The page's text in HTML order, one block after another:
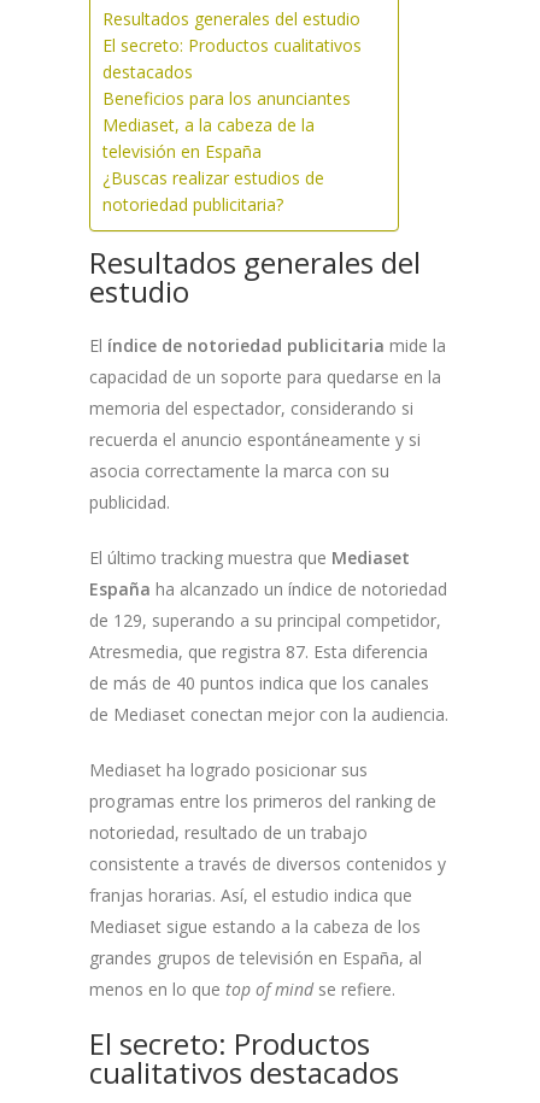
Resultados generales del estudio
El secreto: Productos cualitativos
destacados
Beneficios para los anunciantes
Mediaset, a la cabeza de la
televisión en España
¿Buscas realizar estudios de
notoriedad publicitaria?
Resultados generales del
estudio
El índice de notoriedad publicitaria mide la
capacidad de un soporte para quedarse en la
memoria del espectador, considerando si
recuerda el anuncio espontáneamente y si
asocia correctamente la marca con su
publicidad.
El último tracking muestra que Mediaset
España ha alcanzado un índice de notoriedad
de 129, superando a su principal competidor,
Atresmedia, que registra 87. Esta diferencia
de más de 40 puntos indica que los canales
de Mediaset conectan mejor con la audiencia.
Mediaset ha logrado posicionar sus
programas entre los primeros del ranking de
notoriedad, resultado de un trabajo
consistente a través de diversos contenidos y
franjas horarias. Así, el estudio indica que
Mediaset sigue estando a la cabeza de los
grandes grupos de televisión en España, al
menos en lo que top of mindse refiere.
El secreto: Productos
cualitativos destacados